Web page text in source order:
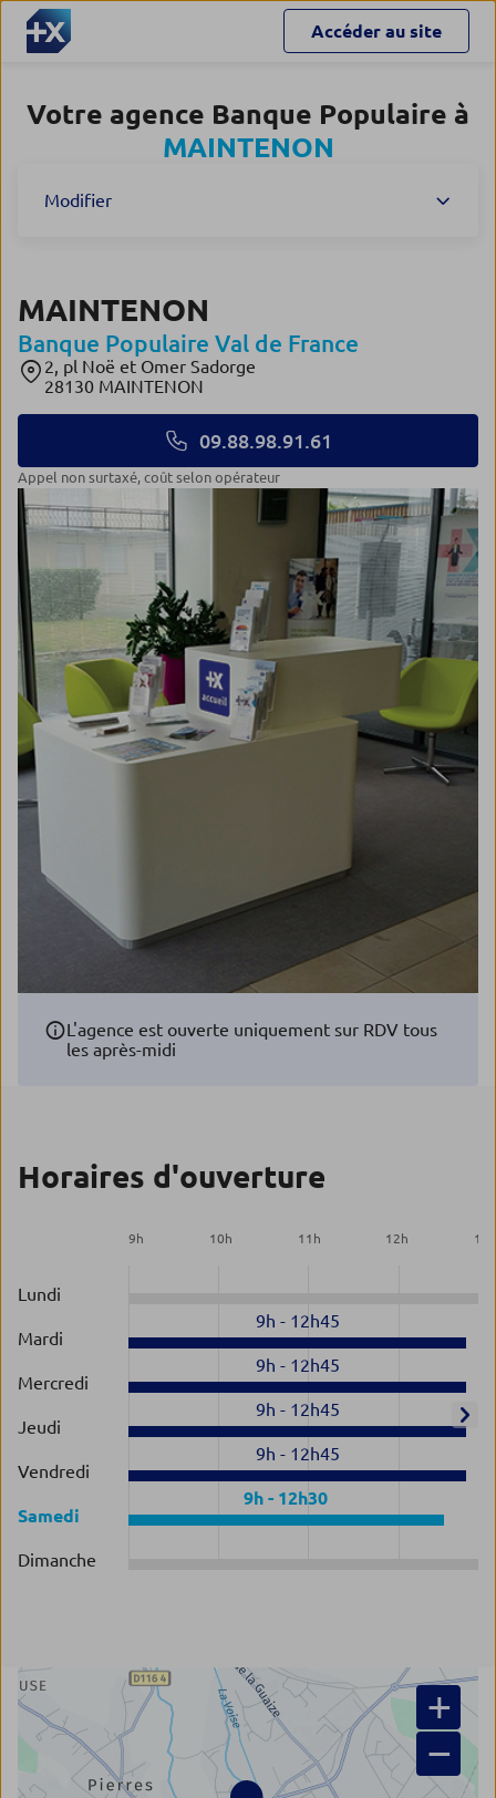
Accéder au site
Votre agence Banque Populaire à
MAINTENON
Modifier
MAINTENON
Banque Populaire Val de France
2, pl Noë et Omer Sadorge
28130 MAINTENON
09.88.98.91.61
appel non surtaxé, coût selon opérateur
L'agence est ouverte uniquement sur RDV tous
les après-midi
Horaires d'ouverture
9h 10h 11 h 12h 13
Lundi
Mardi
9h - 12h45
Mercredi
9h - 12h45
Jeudi
9h - 12h45
Vendredi
9h - 12h45
Samedi
9h - 12h30
Dimanche
+
−